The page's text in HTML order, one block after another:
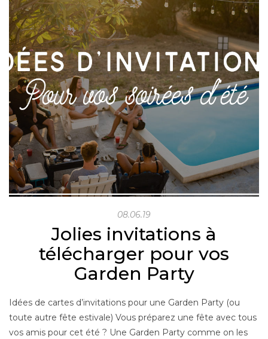
08.06.19
Jolies invitations à
télécharger pour vos
Garden Party
Idées de cartes d’invitations pour une Garden Party (ou
toute autre fête estivale) Vous préparez une fête avec tous
vos amis pour cet été ? Une Garden Party comme on les